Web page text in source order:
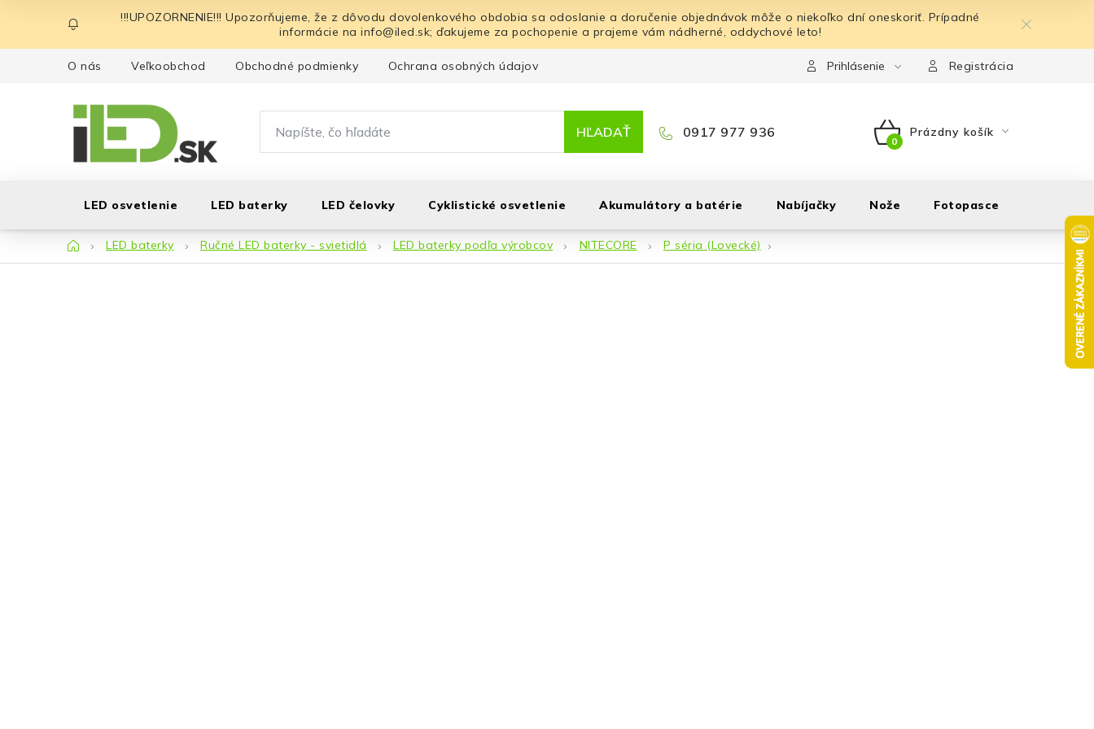
obsah
!!!UPOZORNENIE!!! Upozorňujeme, že z dôvodu dovolenkového obdobia sa odoslanie a doručenie objednávok môže o niekoľko dní oneskoriť. Prípadné
informácie na info@iled.sk; ďakujeme za pochopenie a prajeme vám nádherné, oddychové leto!
O nás Veľkoobchod Obchodné podmienky Ochrana osobných údajov Prihlásenie Registrácia
HĽADAŤ 0917 977 936
NÁKUPNÝ
Prázdny košík
LED osvetlenie LED baterky LED čelovky Cyklistické osvetlenie Akumulátory a batérie Nabíjačky Nože Fotopasce
DomovLED baterky Ručné LED baterky - svietidlá LED baterky podľa výrobcov NITECORE P séria (Lovecké)